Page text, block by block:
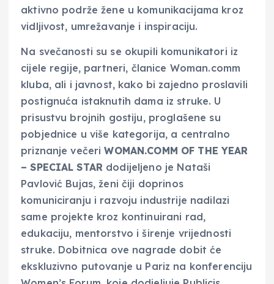
aktivno podrže žene u komunikacijama kroz
vidljivost, umrežavanje i inspiraciju.
Na svečanosti su se okupili komunikatori iz
cijele regije, partneri, članice Woman.comm
kluba, ali i javnost, kako bi zajedno proslavili
postignuća istaknutih dama iz struke. U
prisustvu brojnih gostiju, proglašene su
pobjednice u više kategorija, a centralno
priznanje večeriWOMAN.COMM OF THE YEAR
– SPECIAL STAR dodijeljeno je Nataši
Pavlović Bujas, ženi čiji doprinos
komuniciranju i razvoju industrije nadilazi
same projekte kroz kontinuirani rad,
edukaciju, mentorstvo i širenje vrijednosti
struke. Dobitnica ove nagrade dobit će
ekskluzivno putovanje u Pariz na konferenciju